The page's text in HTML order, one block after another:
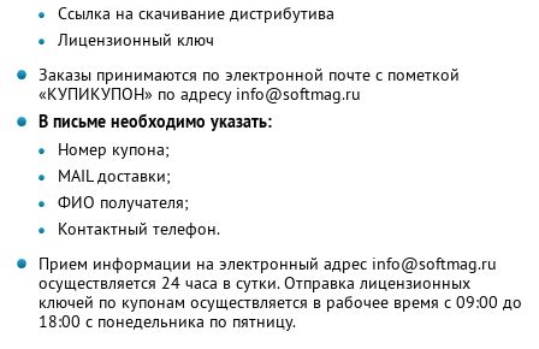
Ссылка на скачивание дистрибутива
Лицензионный ключ
Заказы принимаются по электронной почте с пометкой
«КУПИКУПОН» по адресу info@softmag.ru
В письме необходимо указать:
Номер купона;
MAIL доставки;
ФИО получателя;
Контактный телефон.
Прием информации на электронный адрес info@softmag.ru
осуществляется 24 часа в сутки. Отправка лицензионных
ключей по купонам осуществляется в рабочее время с 09:00 до
18:00 с понедельника по пятницу.